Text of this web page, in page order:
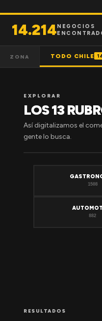
14.214NEGOCIOS
ZONA TODO CHILE
EXPLORAR
LOS 13
Así digitalizamos el
gente lo busca.
1508
882
RESULTADOS